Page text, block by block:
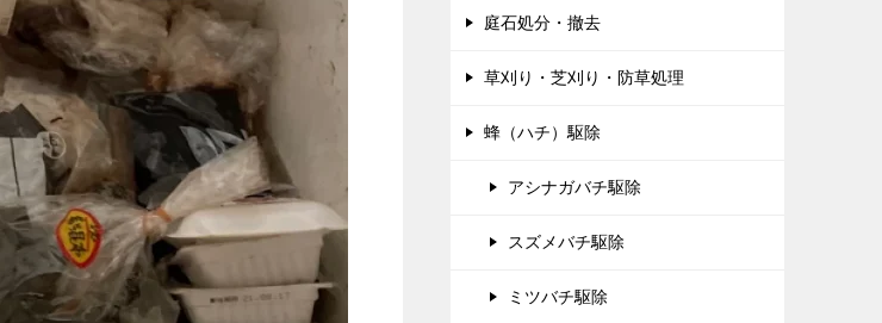
庭石処分・撤去
草刈り・芝刈り・防草処理
蜂（ハチ）駆除
アシナガバチ駆除
スズメバチ駆除
ミツバチ駆除